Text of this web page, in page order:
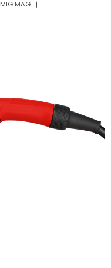
MIG MAG